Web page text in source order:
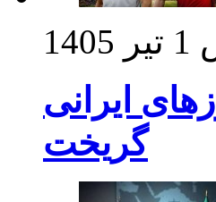
1 تیر 1405
ایرانی
گریخت